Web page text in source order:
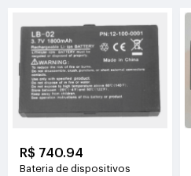
R$ 740.94
Bateria de dispositivos